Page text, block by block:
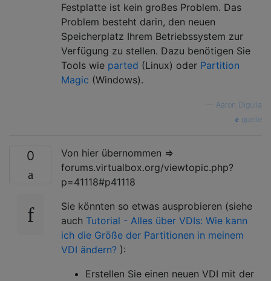
Festplatte ist kein großes Problem. Das
Problem besteht darin, den neuen
Speicherplatz Ihrem Betriebssystem zur
Verfügung zu stellen. Dazu benötigen Sie
Tools wie parted (Linux) oder Partition
Magic (Windows).
Aaron Digulla
quelle
0
Von hier übernommen =>
forums.virtualbox.org/viewtopic.php?
p=41118#p41118
Sie könnten so etwas ausprobieren (siehe
auch Tutorial - Alles über VDIs: Wie kann
ich die Größe der Partitionen in meinem
VDI ändern? ):
Erstellen Sie einen neuen VDI mit der